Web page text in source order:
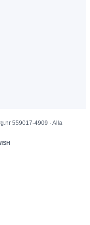
559017-4909 · Alla